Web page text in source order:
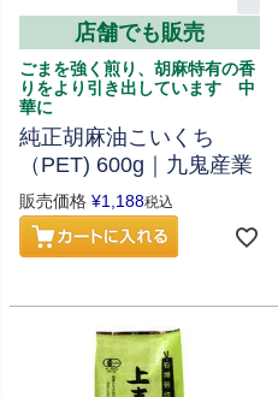
店舗でも販売
ごまを強く煎り、胡麻特有の香
りをより引き出しています 中
華に
純正胡麻油こいくち
（PET) 600g｜九鬼産業
販売価格 ¥1,188税込